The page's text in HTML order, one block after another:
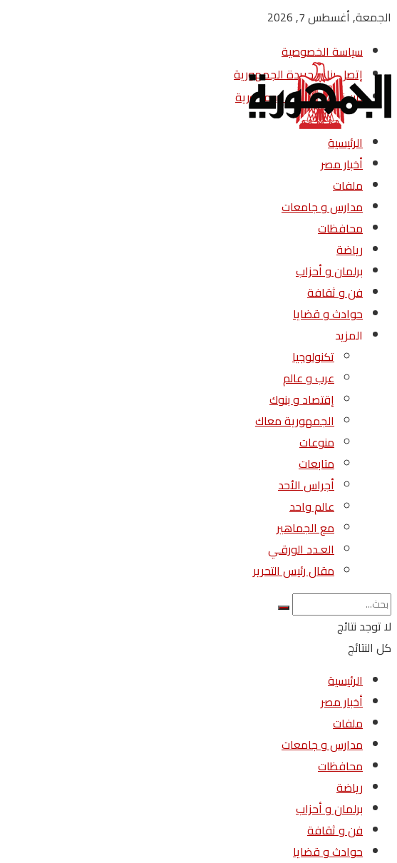
الجمعة, أغسطس 7, 2026
سياسة الخصوصية
إتصل بنا – جريدة الجمهورية
من نحن – جريدة الجمهورية
الرئيسية
أخبار مصر
ملفات
مدارس و جامعات
محافظات
رياضة
برلمان و أحزاب
فن و ثقافة
حوادث و قضايا
المزيد
تكنولوجيا
عرب و عالم
إقتصاد و بنوك
الجمهورية معاك
منوعات
متابعات
أجراس الأحد
عالم واحد
مع الجماهير
العـدد الورقـي
مقال رئيس التحرير
لا توجد نتائج
كل النتائج
الرئيسية
أخبار مصر
ملفات
مدارس و جامعات
محافظات
رياضة
برلمان و أحزاب
فن و ثقافة
حوادث و قضايا